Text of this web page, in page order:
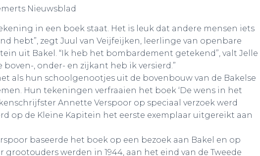
Nieuwsblad
in een boek staat. Het is leuk dat andere mensen iets
hebt”, zegt Juul van Veijfeijken, leerlinge van openbare
uit Bakel. “Ik heb het bombardement getekend”, valt Jelle
boven-, onder- en zijkant heb ik versierd.”
als hun schoolgenootjes uit de bovenbouw van de Bakelse
Hun tekeningen verfraaien het boek ‘De wens in het
Annette Verspoor op speciaal verzoek werd
op de Kleine Kapitein het eerste exemplaar uitgereikt aan
baseerde het boek op een bezoek aan Bakel en op
werden in 1944, aan het eind van de Tweede